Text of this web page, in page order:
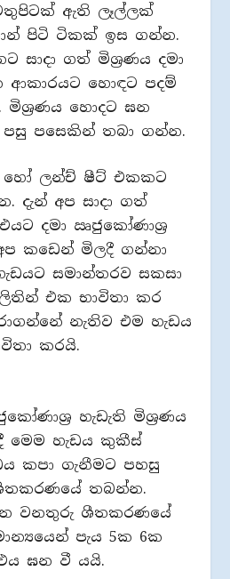
ඇති ලෑල්ලක්
පිටි ටිකක් ඉස ගන්න.
සාදා ගත් මිශ්‍රණය දමා
හොඳට පදම්
මිශ්‍රණය හොදට ඝන
පසු පසෙකින් තබා ගන්න.
ලන්ච් ෂීට් එකකට
අප සාදා ගත්
දමා ඍජුකෝණාශ්‍ර
කඩෙන් මිලදී ගන්නා
සමාන්තරව සකසා
එක භාවිතා කර
නැතිව එම හැඩය
කරයි.
හැඩැති මිශ්‍රණය
මෙම හැඩය කුකීස්
කපා ගැනීමට පහසු
තබන්න.
වනතුරු ශීතකරණයේ
පැය 5ක 6ක
ඝන වී යයි.